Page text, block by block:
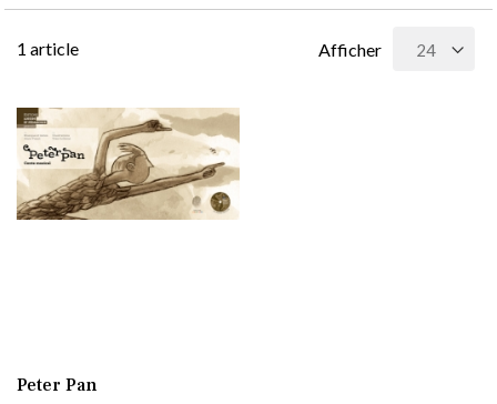
1 article Afficher
Peter Pan